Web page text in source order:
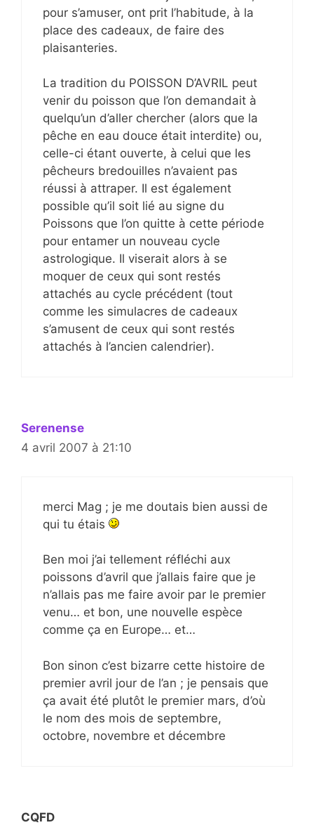
pour s’amuser, ont prit l’habitude, à la
place des cadeaux, de faire des
plaisanteries.
La tradition du POISSON D’AVRIL peut
venir du poisson que l’on demandait à
quelqu’un d’aller chercher (alors que la
pêche en eau douce était interdite) ou,
celle-ci étant ouverte, à celui que les
pêcheurs bredouilles n’avaient pas
réussi à attraper. Il est également
possible qu’il soit lié au signe du
Poissons que l’on quitte à cette période
pour entamer un nouveau cycle
astrologique. Il viserait alors à se
moquer de ceux qui sont restés
attachés au cycle précédent (tout
comme les simulacres de cadeaux
s’amusent de ceux qui sont restés
attachés à l’ancien calendrier).
Serenense
4 avril 2007 à 21:10
merci Mag ; je me doutais bien aussi de
qui tu étais
Ben moi j’ai tellement réfléchi aux
poissons d’avril que j’allais faire que je
n’allais pas me faire avoir par le premier
venu… et bon, une nouvelle espèce
comme ça en Europe… et…
Bon sinon c’est bizarre cette histoire de
premier avril jour de l’an ; je pensais que
ça avait été plutôt le premier mars, d’où
le nom des mois de septembre,
octobre, novembre et décembre
CQFD